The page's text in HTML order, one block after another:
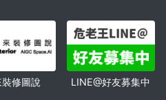
修圖說 LINE@好友募集中